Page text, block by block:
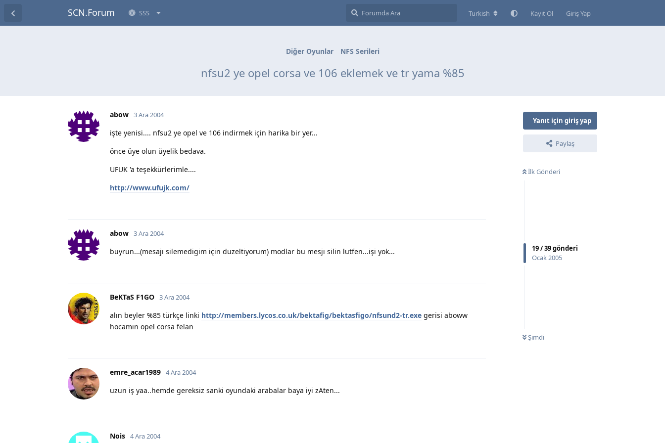
SCN.Forum SSS Turkish Kayıt Ol Giriş Yap
Diğer Oyunlar NFS Serileri
nfsu2 ye opel corsa ve 106 eklemek ve tr yama %85
Yanıt için giriş yap
Paylaş
İlk Gönderi
19/39gönderi
Ocak 2005
Şimdi
abow 3 Ara 2004
işte yenisi.... nfsu2 ye opel ve 106 indirmek için harika bir yer...
önce üye olun üyelik bedava.
UFUK 'a teşekkürlerimle....
http://www.ufujk.com/
abow 3 Ara 2004
buyrun...(mesajı silemedigim için duzeltiyorum) modlar bu mesjı silin lutfen...işi yok...
BeKTaS F1GO 3 Ara 2004
alın beyler %85 türkçe linki http://members.lycos.co.uk/bektafig/bektasfigo/nfsund2-tr.exe gerisi aboww
hocamın opel corsa felan
emre_acar1989 4 Ara 2004
uzun iş yaa..hemde gereksiz sanki oyundaki arabalar baya iyi zAten...
Nois 4 Ara 2004